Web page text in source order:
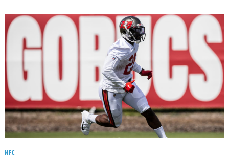
NFC